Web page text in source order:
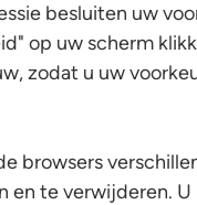
besluiten uw
op uw scherm
zodat u uw
browsers
en te verwijderen.